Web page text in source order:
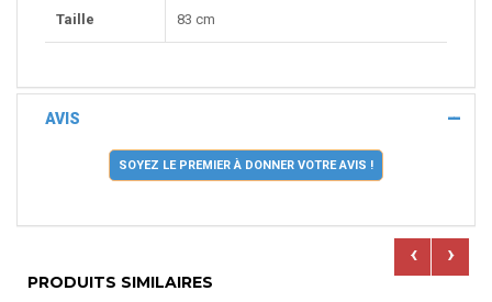
Taille 83 cm
AVIS
SOYEZ LE PREMIER À DONNER VOTRE AVIS !
PRODUITS SIMILAIRES
‹ ›